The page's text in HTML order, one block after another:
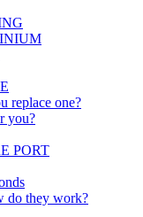
replace one?
you?
PORT
do they work?